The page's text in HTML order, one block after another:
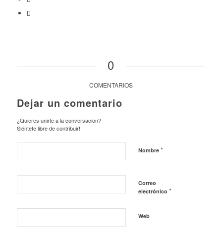
0
COMENTARIOS
Dejar un comentario
¿Quieres unirte a la conversación?
Siéntete libre de contribuir!
Nombre *
Correo
electrónico *
Web